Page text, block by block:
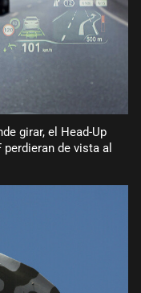
girar, el Head-Up
de vista al